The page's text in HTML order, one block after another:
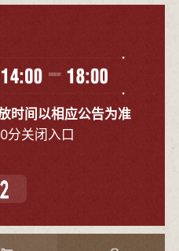
时间以相应公告为准
分关闭入口